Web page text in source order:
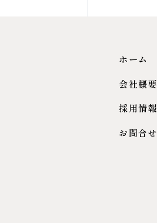
ホーム
会社概要
採用情報
お問合せ